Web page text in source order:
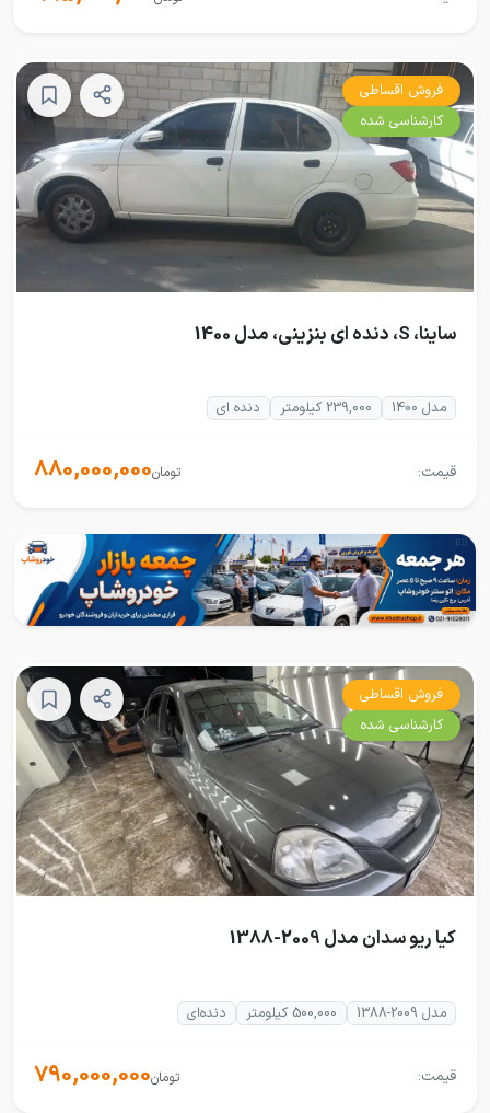
فروش اقساطی
کارشناسی شده
ساینا، S، دنده ای بنزینی، مدل 1400
مدل 1400 239,000 کیلومتر دنده ای
قیمت: 880,000,000تومان
فروش اقساطی
کارشناسی شده
کیا ریو سدان مدل 2009-1388
مدل 2009-1388 500,000 کیلومتر دنده‌ای
قیمت: 790,000,000تومان